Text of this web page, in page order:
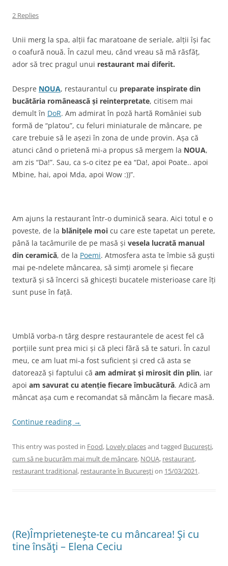
2 Replies
Unii merg la spa, alții fac maratoane de seriale, alții își fac
o coafură nouă. În cazul meu, când vreau să mă răsfăț,
ador să trec pragul unui restaurant mai diferit.
Despre NOUA, restaurantul cu preparate inspirate din
bucătăria românească și reinterpretate, citisem mai
demult în DoR. Am admirat în poză hartă României sub
formă de “platou”, cu feluri miniaturale de mâncare, pe
care trebuie să le așezi în zona de unde provin. Așa că
atunci când o prietenă mi-a propus să mergem la NOUA,
am zis “Da!”. Sau, ca s-o citez pe ea “Da!, apoi Poate.. apoi
Mbine, hai, apoi Mda, apoi Wow :))”.
Am ajuns la restaurant într-o duminică seara. Aici totul e o
poveste, de la blănițele moi cu care este tapetat un perete,
până la tacâmurile de pe masă și vesela lucrată manual
din ceramică, de la Poemi. Atmosfera asta te îmbie să guști
mai pe-ndelete mâncarea, să simți aromele și fiecare
textură și să încerci să ghicești bucatele misterioase care îți
sunt puse în față.
Umblă vorba-n târg despre restaurantele de acest fel că
porțiile sunt prea mici și că pleci fără să te saturi. În cazul
meu, ce am luat mi-a fost suficient și cred că asta se
datorează și faptului că am admirat și mirosit din plin, iar
apoi am savurat cu atenție fiecare îmbucătură. Adică am
mâncat așa cum e recomandat să mâncăm la fiecare masă.
Continue reading →
This entry was posted in Food, Lovely placesand tagged Bucureşti,
cum să ne bucurăm mai mult de mâncare, NOUA, restaurant,
restaurant tradiţional, restaurante în Bucureştion 15/03/2021.
(Re)Împrieteneşte-te cu mâncarea! Şi cu
tine însăţi – Elena Ceciu